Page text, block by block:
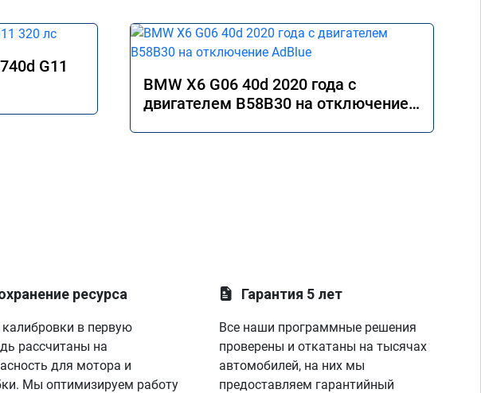
G11
BMW X6 G06 40d 2020 года с
двигателем B58B30 на отключение
ресурса
в первую
рассчитаны на
для мотора и
Мы оптимизируем работу
Гарантия 5 лет
Все наши программные решения
проверены и откатаны на тысячах
автомобилей, на них мы
предоставляем гарантийный